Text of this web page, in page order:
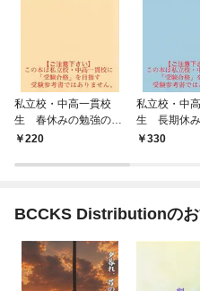
私立校・中高一貫校
生 春休みの勉強の仕
方220
私立校・中
生 長期休み
トの勉強の仕
330
BCCKS Distributionの